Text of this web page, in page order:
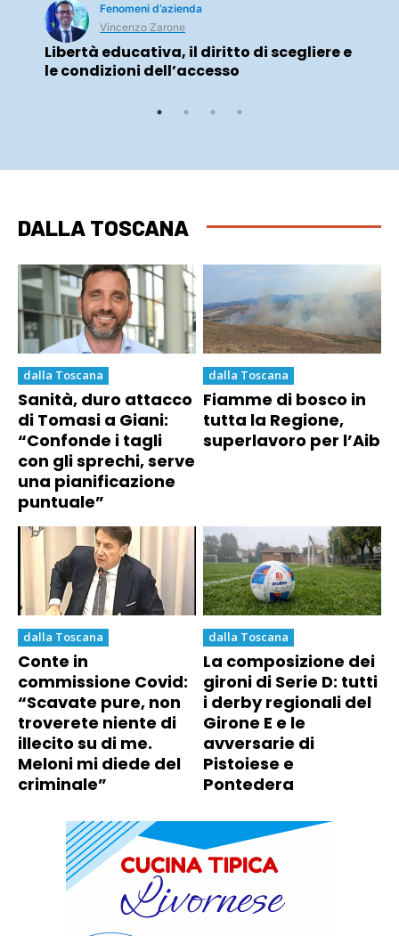
Fenomeni d’azienda
Vincenzo Zarone
Libertà educativa, il diritto di scegliere e
le condizioni dell’accesso
DALLA TOSCANA
dalla Toscana
Sanità, duro attacco
di Tomasi a Giani:
“Confonde i tagli
con gli sprechi, serve
una pianificazione
puntuale”
dalla Toscana
Fiamme di bosco in
tutta la Regione,
superlavoro per l’Aib
dalla Toscana
Conte in
commissione Covid:
“Scavate pure, non
troverete niente di
illecito su di me.
Meloni mi diede del
criminale”
dalla Toscana
La composizione dei
gironi di Serie D: tutti
i derby regionali del
Girone E e le
avversarie di
Pistoiese e
Pontedera